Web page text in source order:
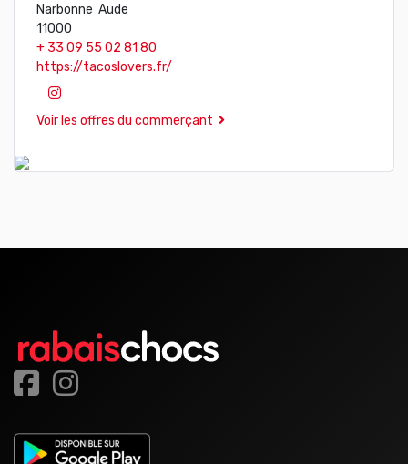
Narbonne Aude
11000
+ 33 09 55 02 81 80
https://tacoslovers.fr/
Voir les offres du commerçant